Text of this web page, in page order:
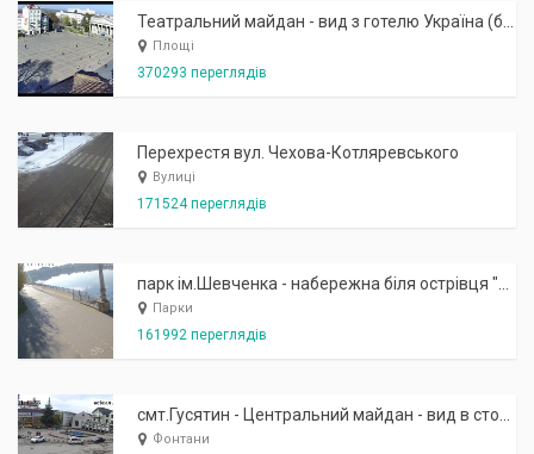
Площі
370293 переглядів
Перехрестя вул. Чехова-Котляревського
Вулиці
171524 переглядів
Парки
161992 переглядів
Фонтани